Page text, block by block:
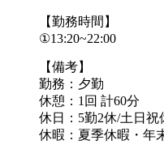
【勤務時間】
①13:20~22:00
【備考】
勤務：夕勤
休憩：1回 計60分
休日：5勤2休/土日祝
休暇：夏季休暇・年